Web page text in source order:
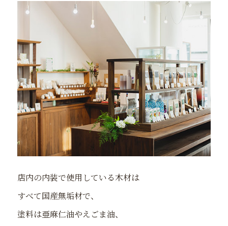
店内の内装で使用している木材は
すべて国産無垢材で、
塗料は亜麻仁油やえごま油、